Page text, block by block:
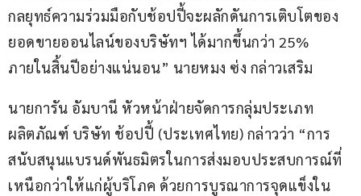
กลยุทธ์ความร่วมมือกับช้อปปี้จะผลักดันการเติบโตของ
ยอดขายออนไลน์ของบริษัทฯ ได้มากขึ้นกว่า 25%
ภายในสิ้นปีอย่างแน่นอน” นายหมง ซ่ง กล่าวเสริม
นายการัน อัมบานี หัวหน้าฝ่ายจัดการกลุ่มประเภท
ผลิตภัณฑ์ บริษัท ช้อปปี้ (ประเทศไทย) กล่าวว่า “การ
สนับสนุนแบรนด์พันธมิตรในการส่งมอบประสบการณ์ที่
เหนือกว่าให้แก่ผู้บริโภค ด้วยการบูรณาการจุดแข็งใน